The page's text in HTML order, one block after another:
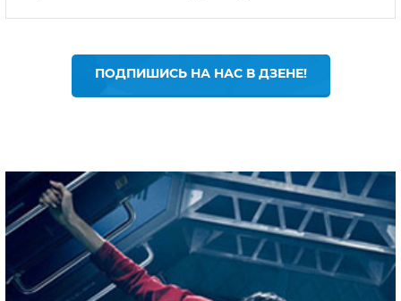
ПОДПИШИСЬ НА НАС В ДЗЕНЕ!